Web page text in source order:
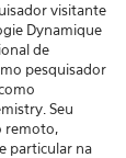
visitante
Dynamique
de
pesquisador
Seu
remoto,
particular na